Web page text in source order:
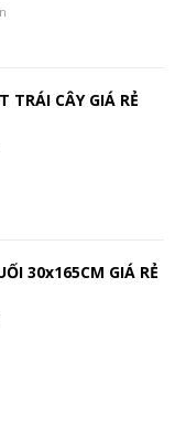
TRÁI CÂY GIÁ RẺ
30x165CM GIÁ RẺ